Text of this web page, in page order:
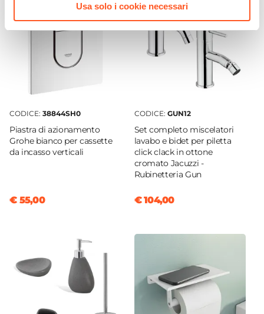
Usa solo i cookie necessari
Diametro Scarico WC
Curva Tecnica
Finitura WC
Lucida
Materiale WC
3 L/min
Caratteristiche CopriWC
Tipologia Copri WC
Avvolgente
Chiusura Copri WC
Standard
CODICE: 38844SH0
Piastra di azionamento
Grohe bianco per cassette
da incasso verticali
€ 55,00
CODICE: GUN12
Set completo miscelatori
lavabo e bidet per piletta
click clack in ottone
cromato Jacuzzi -
Rubinetteria Gun
€ 104,00